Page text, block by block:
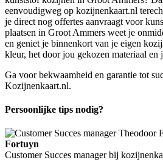
eenvoudigweg op kozijnenkaart.nl
je direct nog offertes aanvraagt voor
plaatsen in Groot Ammers weet je
en geniet je binnenkort van je eigen
kleur, het door jou gekozen materiaal en
Ga voor bekwaamheid en garantie tot
Kozijnenkaart.nl.
Persoonlijke tips nodig?
Fortuyn
Customer Succes manager bij